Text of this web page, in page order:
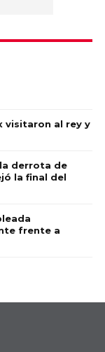
visitaron al rey y
derrota de
la final del
frente a